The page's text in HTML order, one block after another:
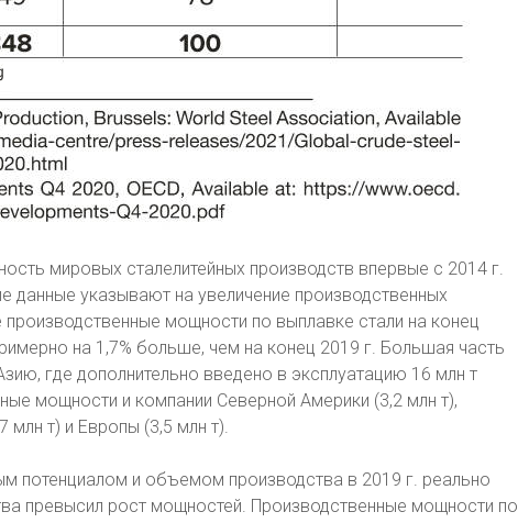
мировых сталелитейных производств впервые с 2014 г.
данные указывают на увеличение производственных
мощности по выплавке стали на конец
на 1,7% больше, чем на конец 2019 г. Большая часть
где дополнительно введено в эксплуатацию 16 млн т
мощности и компании Северной Америки (3,2 млн т),
млн т) и Европы (3,5 млн т).
потенциалом и объемом производства в 2019 г. реально
превысил рост мощностей. Производственные мощности по